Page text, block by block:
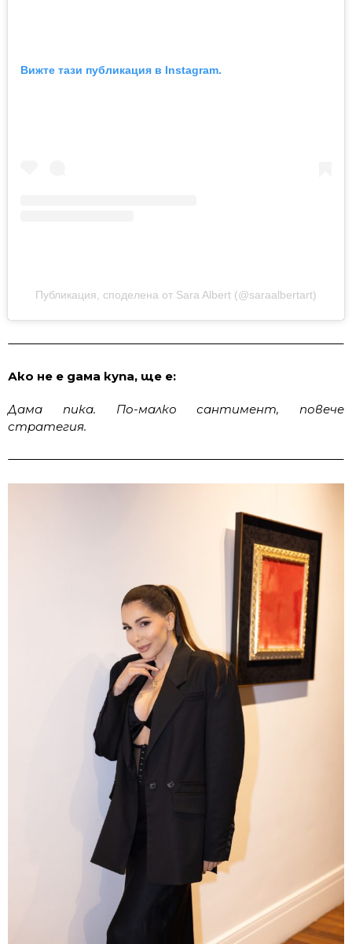
Вижте тази публикация в Instagram.
Публикация, споделена от Sara Albert (@saraalbertart)
Ако не е дама купа, ще е:
Дама пика. По-малко сантимент, повече
стратегия.